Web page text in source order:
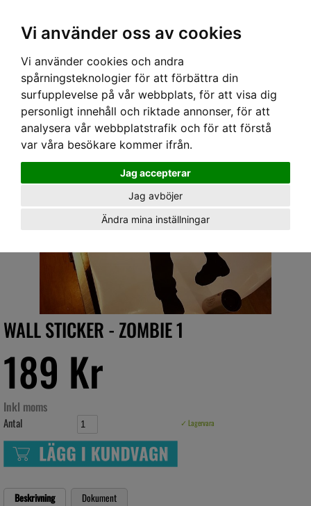
Vi använder oss av cookies
Vi använder cookies och andra
spårningsteknologier för att förbättra din
surfupplevelse på vår webbplats, för att visa dig
personligt innehåll och riktade annonser, för att
analysera vår webbplatstrafik och för att förstå
var våra besökare kommer ifrån.
Jag accepterar
Jag avböjer
Ändra mina inställningar
Hem› BILEN & HEMMET›VÄGGDEKORATIONER› WALL STICKER - ZOMBIE 1
WALL STICKER - ZOMBIE 1
189 Kr
Inkl moms
Antal ✓ Lagervara
Beskrivning
Dokument